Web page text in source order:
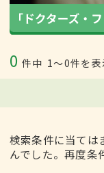
0 件中 1〜0件を表
検索条件に当ては
んでした。再度条